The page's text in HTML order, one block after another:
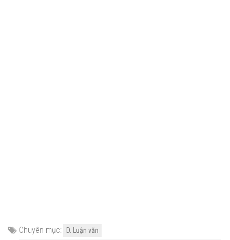
Chuyên mục:
D. Luận văn